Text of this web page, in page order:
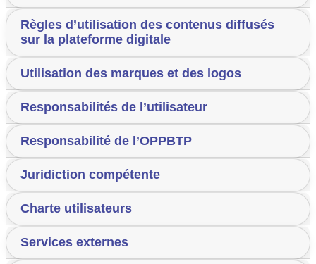
Règles d’utilisation des contenus diffusés
sur la plateforme digitale
Utilisation des marques et des logos
Responsabilités de l’utilisateur
Responsabilité de l’OPPBTP
Juridiction compétente
Charte utilisateurs
Services externes